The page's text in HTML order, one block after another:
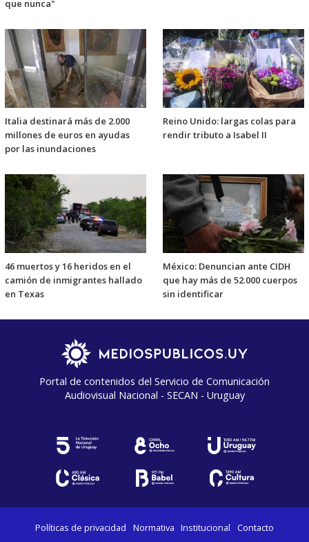
que nunca"
Italia destinará más de 2.000
millones de euros en ayudas
por las inundaciones
Reino Unido: largas colas para
rendir tributo a Isabel II
46 muertos y 16 heridos en el
camión de inmigrantes hallado
en Texas
México: Denuncian ante CIDH
que hay más de 52.000 cuerpos
sin identificar
Portal de contenidos del Servicio de Comunicación
Audiovisual Nacional - SECAN - Uruguay
Políticas de privacidad Normativa Institucional Contacto